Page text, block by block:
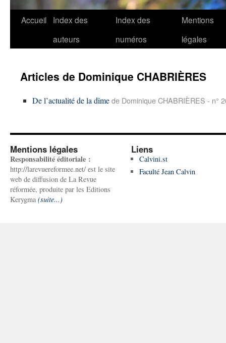
Accueil
Index des
auteurs
Index des
numéros
Mentions
légales
Articles de Dominique CHABRIÈRES
De l’actualité de la dîmede Dominique CHABRIÈRES - n°
Mentions légales
Responsabilité éditoriale :
http://larevuereformee.net/ est le site
web de diffusion de La Revue
réformée, produite par les Editions
Kerygma (suite...)
Liens
Calvini.st
Faculté Jean Calvin